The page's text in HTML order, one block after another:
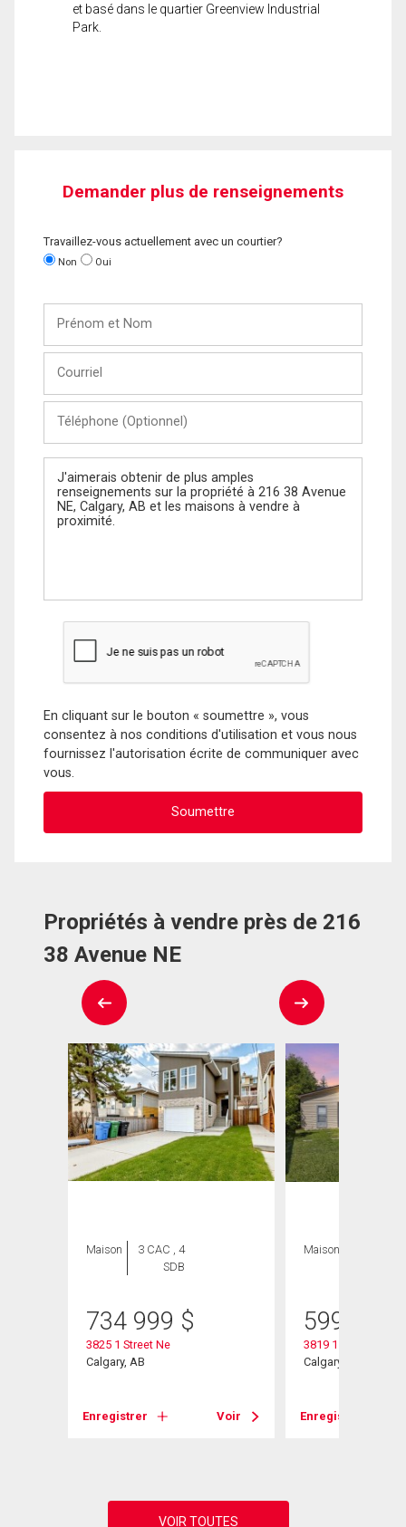
et basé dans le quartier Greenview Industrial
Park.
Demander plus de renseignements
Travaillez-vous actuellement avec un courtier?
Non Oui
Nom
(Optionnel)
Message
En cliquant sur le bouton « soumettre », vous
consentez à nos conditions d'utilisation et vous nous
fournissez l'autorisation écrite de communiquer avec
vous.
Propriétés à vendre près de 216
38 Avenue NE
Maison
3 CAC , 4
SDB
734 999 $
3825 1 Street Ne
Calgary, AB
Enregistrer Voir
Maison
599 900
3819 1 Street Ne
Calgary, AB
Enregistrer